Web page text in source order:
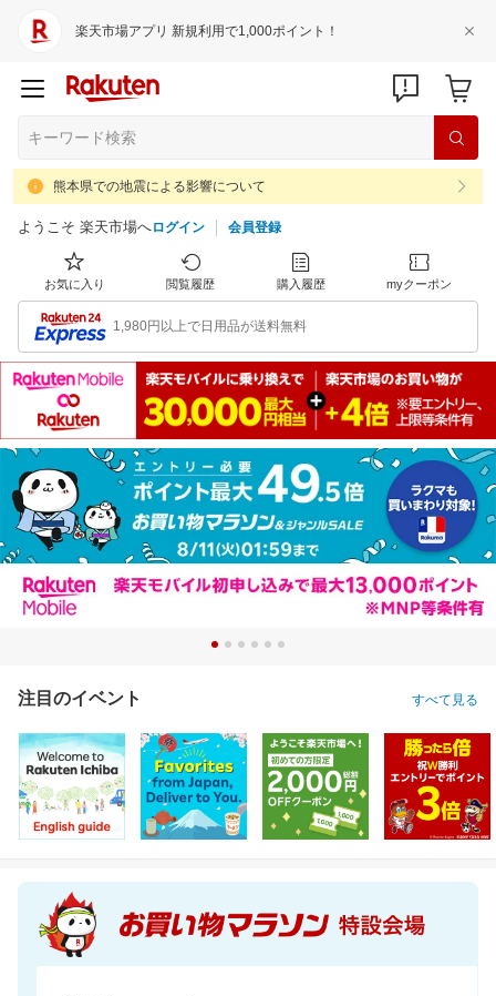
楽天市場アプリ 新規利用で1,000ポイント！
熊本県での地震による影響について
ようこそ 楽天市場へログイン 会員登録
お気に入り 閲覧履歴 購入履歴 myクーポン
1,980円以上で日用品が送料無料
注目のイベント すべて見る